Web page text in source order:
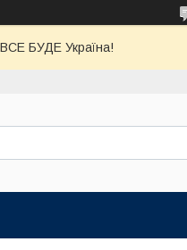
ВСЕ БУДЕ Україна!